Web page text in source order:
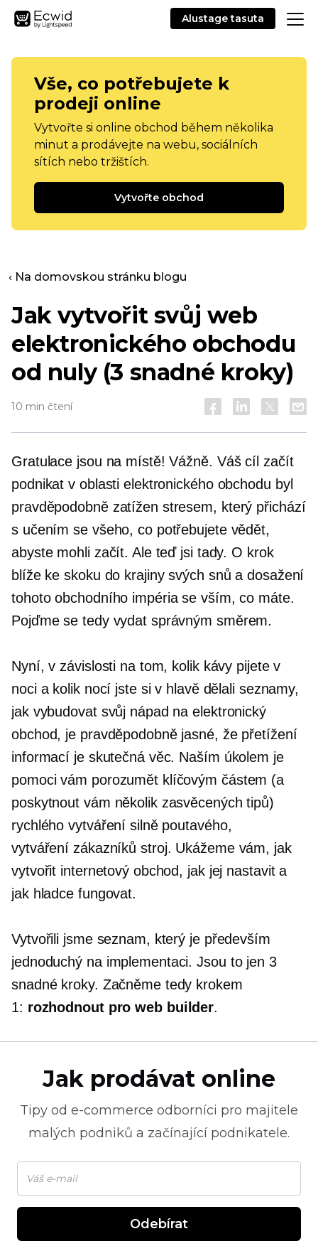
Alustage tasuta
Vše, co potřebujete k
prodeji online
Vytvořte si online obchod během několika
minut a prodávejte na webu, sociálních
sítích nebo tržištích.
Vytvořte obchod
‹ Na domovskou stránku blogu
Jak vytvořit svůj web
elektronického obchodu
od nuly (3 snadné kroky)
10 min čtení
Gratulace jsou na místě! Vážně. Váš cíl začít
podnikat v oblasti elektronického obchodu byl
pravděpodobně zatížen stresem, který přichází
s učením se všeho, co potřebujete vědět,
abyste mohli začít. Ale teď jsi tady. O krok
blíže ke skoku do krajiny svých snů a dosažení
tohoto obchodního impéria se vším, co máte.
Pojďme se tedy vydat správným směrem.
Nyní, v závislosti na tom, kolik kávy pijete v
noci a kolik nocí jste si v hlavě dělali seznamy,
jak vybudovat svůj nápad na elektronický
obchod, je pravděpodobně jasné, že přetížení
informací je skutečná věc. Naším úkolem je
pomoci vám porozumět klíčovým částem (a
poskytnout vám několik zasvěcených tipů)
rychlého vytváření silně poutavého,
vytváření zákazníků stroj. Ukážeme vám, jak
vytvořit internetový obchod, jak jej nastavit a
jak hladce fungovat.
Vytvořili jsme seznam, který je především
jednoduchý na implementaci. Jsou to jen 3
snadné kroky. Začněme tedy krokem
1: rozhodnout pro web builder.
Jak prodávat online
Tipy od e-commerce odborníci pro majitele
malých podniků a začínající podnikatele.
Odebírat